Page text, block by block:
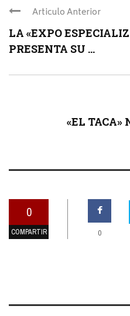
Articulo Anterior
LA «EXPO
PRESENTA SU ...
«EL TACA»
0
COMPARTIR 0